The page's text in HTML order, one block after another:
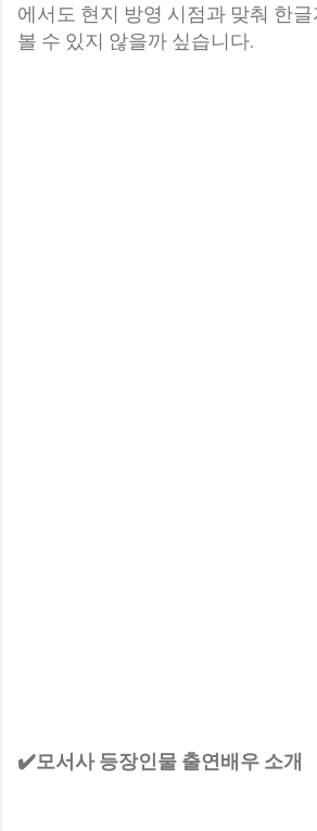
에서도 현지 방영 시점과 맞춰 한
볼 수 있지 않을까 싶습니다.
✔️모서사 등장인물 출연배우 소개